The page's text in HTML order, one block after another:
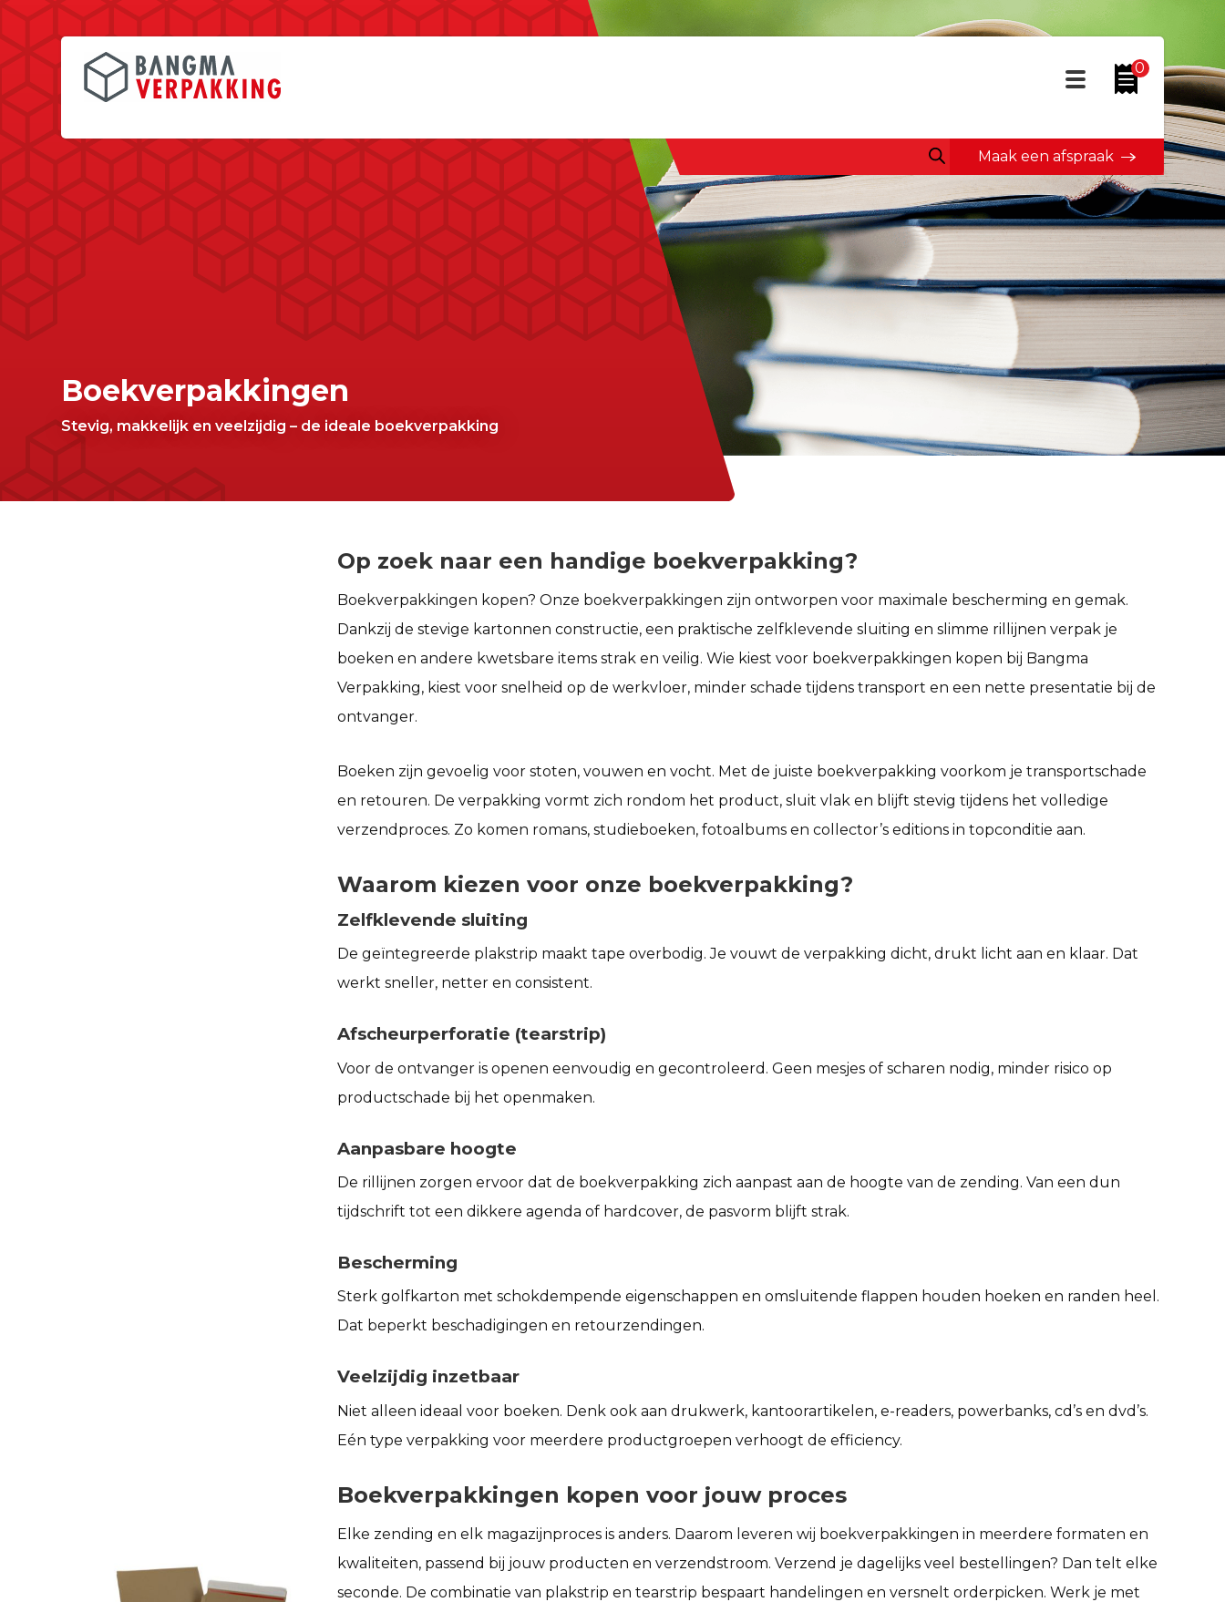
0
Maak een afspraak
Boekverpakkingen
Stevig, makkelijk en veelzijdig – de ideale boekverpakking
Op zoek naar een handige boekverpakking?
Boekverpakkingen kopen? Onze boekverpakkingen zijn ontworpen voor maximale bescherming en gemak.
Dankzij de stevige kartonnen constructie, een praktische zelfklevende sluiting en slimme rillijnen verpak je
boeken en andere kwetsbare items strak en veilig. Wie kiest voor boekverpakkingen kopen bij Bangma
Verpakking, kiest voor snelheid op de werkvloer, minder schade tijdens transport en een nette presentatie bij de
ontvanger.
Boeken zijn gevoelig voor stoten, vouwen en vocht. Met de juiste boekverpakking voorkom je transportschade
en retouren. De verpakking vormt zich rondom het product, sluit vlak en blijft stevig tijdens het volledige
verzendproces. Zo komen romans, studieboeken, fotoalbums en collector’s editions in topconditie aan.
Waarom kiezen voor onze boekverpakking?
Zelfklevende sluiting
De geïntegreerde plakstrip maakt tape overbodig. Je vouwt de verpakking dicht, drukt licht aan en klaar. Dat
werkt sneller, netter en consistent.
Afscheurperforatie (tearstrip)
Voor de ontvanger is openen eenvoudig en gecontroleerd. Geen mesjes of scharen nodig, minder risico op
productschade bij het openmaken.
Aanpasbare hoogte
De rillijnen zorgen ervoor dat de boekverpakking zich aanpast aan de hoogte van de zending. Van een dun
tijdschrift tot een dikkere agenda of hardcover, de pasvorm blijft strak.
Bescherming
Sterk golfkarton met schokdempende eigenschappen en omsluitende flappen houden hoeken en randen heel.
Dat beperkt beschadigingen en retourzendingen.
Veelzijdig inzetbaar
Niet alleen ideaal voor boeken. Denk ook aan drukwerk, kantoorartikelen, e-readers, powerbanks, cd’s en dvd’s.
Eén type verpakking voor meerdere productgroepen verhoogt de efficiency.
Boekverpakkingen kopen voor jouw proces
Elke zending en elk magazijnproces is anders. Daarom leveren wij boekverpakkingen in meerdere formaten en
kwaliteiten, passend bij jouw producten en verzendstroom. Verzend je dagelijks veel bestellingen? Dan telt elke
seconde. De combinatie van plakstrip en tearstrip bespaart handelingen en versnelt orderpicken. Werk je met